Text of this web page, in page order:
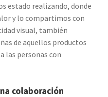
estado realizando, donde
y lo compartimos con
visual, también
de aquellos productos
las personas con
colaboración